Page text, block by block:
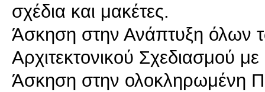
σχέδια και μακέτες.
Άσκηση στην Ανάπτυξη όλων
Αρχιτεκτονικού Σχεδιασμού
Άσκηση στην ολοκληρωμένη